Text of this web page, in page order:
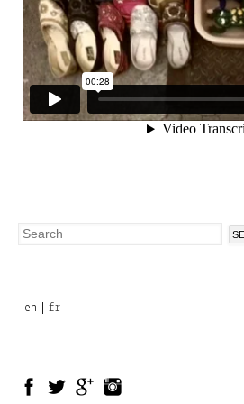
Search
en fr